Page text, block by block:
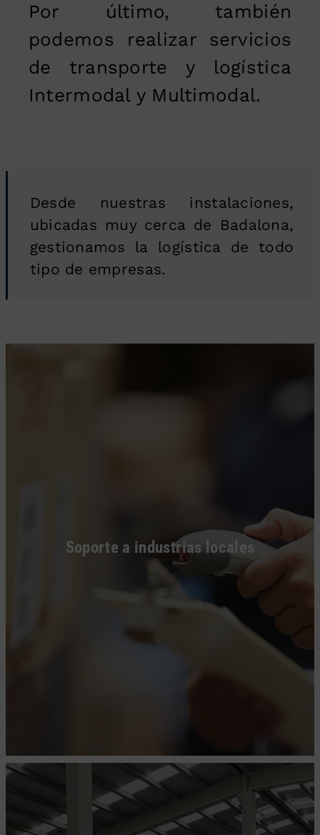
Por último, también
podemos realizar servicios
de transporte y logística
Intermodal y Multimodal.
Desde nuestras instalaciones,
ubicadas muy cerca de Badalona,
gestionamos la logística de todo
tipo de empresas.
Soporte a industrias locales